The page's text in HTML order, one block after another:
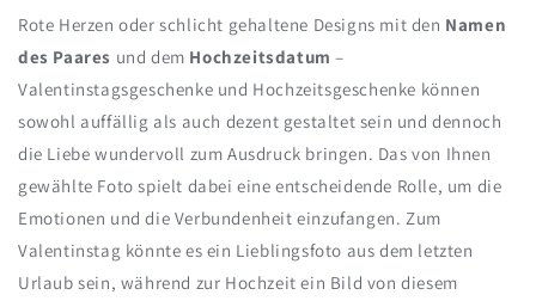
Rote Herzen oder schlicht gehaltene Designs mit den Namen
des Paares und dem Hochzeitsdatum –
Valentinstagsgeschenke und Hochzeitsgeschenke können
sowohl auffällig als auch dezent gestaltet sein und dennoch
die Liebe wundervoll zum Ausdruck bringen. Das von Ihnen
gewählte Foto spielt dabei eine entscheidende Rolle, um die
Emotionen und die Verbundenheit einzufangen. Zum
Valentinstag könnte es ein Lieblingsfoto aus dem letzten
Urlaub sein, während zur Hochzeit ein Bild von diesem